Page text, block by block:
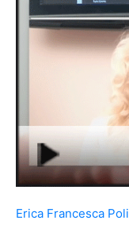
Erica Francesca Poli